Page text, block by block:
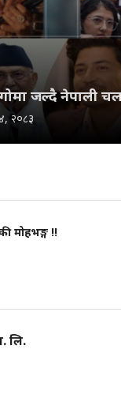
जल्दै नेपाली
२०८३
मोहभङ्ग !!
लि.